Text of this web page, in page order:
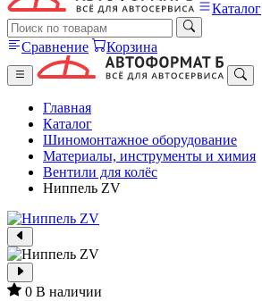
Каталог
Сравнение Корзина
Главная
Каталог
Шиномонтажное оборудование
Материалы, инструменты и химия
Вентили для колёс
Ниппель ZV
0 В наличии